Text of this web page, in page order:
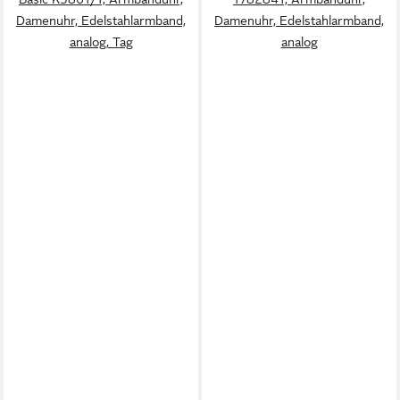
Damenuhr, Edelstahlarmband,
analog, Tag
Damenuhr, Edelstahlarmband,
analog